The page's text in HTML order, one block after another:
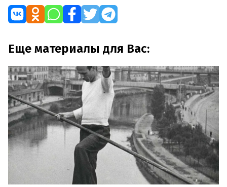
Еще материалы для Вас: